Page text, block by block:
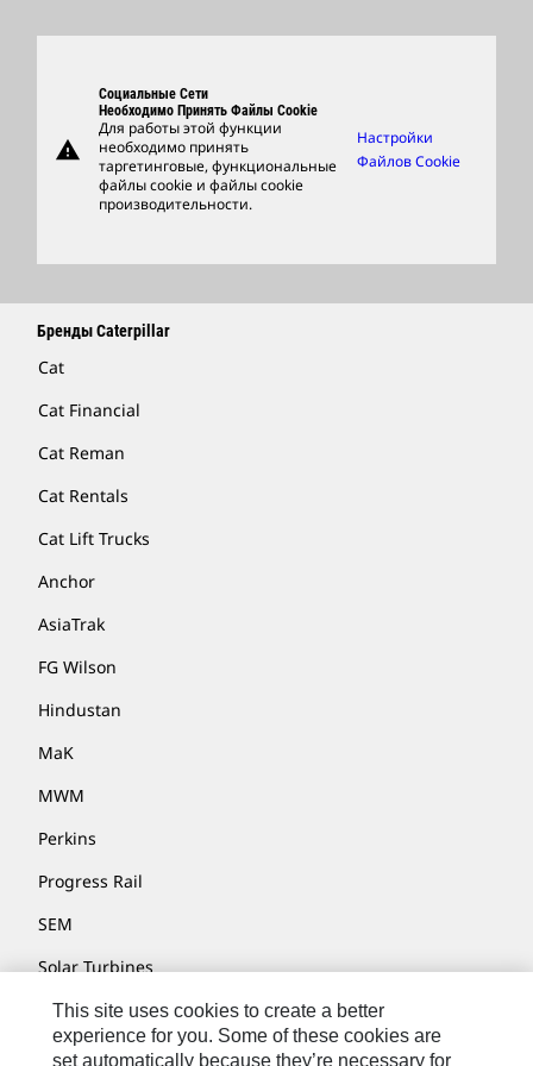
Support
Фирменные Товары
Найти Дилера
warning
Социальные Сети
Необходимо Принять Файлы Cookie
Для работы этой функции
необходимо принять
таргетинговые, функциональные
файлы cookie и файлы cookie
производительности.
Настройки
Файлов Cookie
Бренды Caterpillar
Cat
Cat Financial
Cat Reman
Cat Rentals
Cat Lift Trucks
Anchor
AsiaTrak
FG Wilson
Hindustan
MaK
MWM
Perkins
Progress Rail
SEM
Solar Turbines
SPM Oil & Gas
Turner Powertrain Systems
This site uses cookies to create a better
experience for you. Some of these cookies are
set automatically because they’re necessary for